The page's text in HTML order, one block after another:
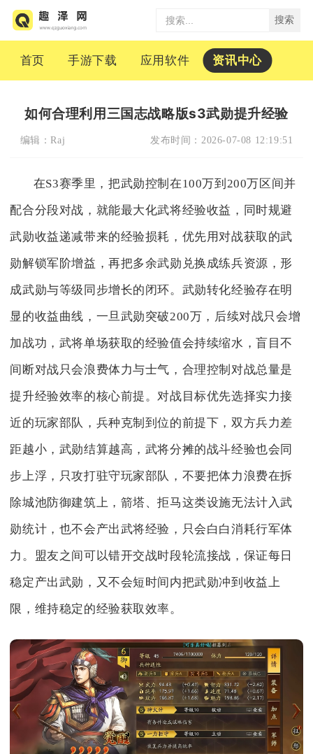
搜索
首页 手游下载 应用软件 资讯中心
如何合理利用三国志战略版s3武勋提升经验
编辑：Raj 发布时间： 2026-07-08 12:19:51
在S3赛季里，把武勋控制在100万到200万区间并
配合分段对战，就能最大化武将经验收益，同时规避
武勋收益递减带来的经验损耗，优先用对战获取的武
勋解锁军阶增益，再把多余武勋兑换成练兵资源，形
成武勋与等级同步增长的闭环。武勋转化经验存在明
显的收益曲线，一旦武勋突破200万，后续对战只会增
加战功，武将单场获取的经验值会持续缩水，盲目不
间断对战只会浪费体力与士气，合理控制对战总量是
提升经验效率的核心前提。对战目标优先选择实力接
近的玩家部队，兵种克制到位的前提下，双方兵力差
距越小，武勋结算越高，武将分摊的战斗经验也会同
步上浮，只攻打驻守玩家部队，不要把体力浪费在拆
除城池防御建筑上，箭塔、拒马这类设施无法计入武
勋统计，也不会产出武将经验，只会白白消耗行军体
力。盟友之间可以错开交战时段轮流接战，保证每日
稳定产出武勋，又不会短时间内把武勋冲到收益上
限，维持稳定的经验获取效率。